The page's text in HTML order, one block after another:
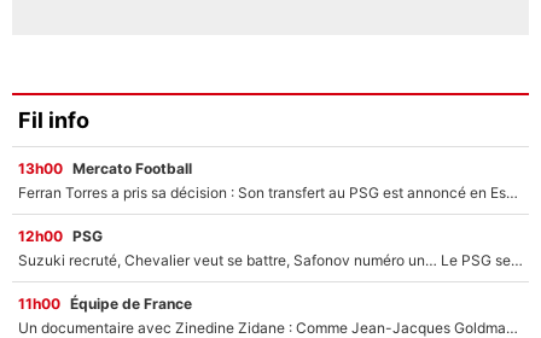
Fil info
13h00 Mercato Football
Ferran Torres a pris sa décision : Son transfert au PSG est annoncé en Espagne !
12h00 PSG
Suzuki recruté, Chevalier veut se battre, Safonov numéro un… Le PSG se lance encore dans un gros chantier pour le poste de gardien de but
11h00 Équipe de France
Un documentaire avec Zinedine Zidane : Comme Jean-Jacques Goldman et Mylène Farmer, le nouveau sélectionneur de l'équipe de France a recalé une journaliste très connue